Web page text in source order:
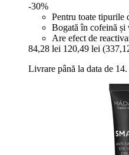
-30%
Pentru toate tipurile
Bogată în cofeină și
Are efect de
84,28 lei 120,49 lei
Livrare până la data de 14.